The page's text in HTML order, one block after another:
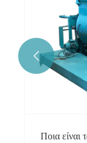
Ποια είναι
